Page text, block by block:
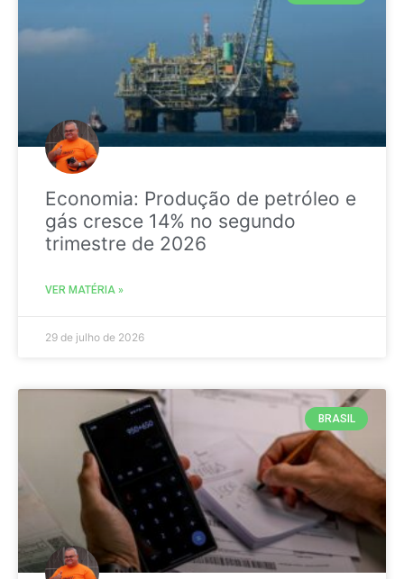
Economia: Produção de petróleo e
gás cresce 14% no segundo
trimestre de 2026
VER MATÉRIA »
29 de julho de 2026
BRASIL